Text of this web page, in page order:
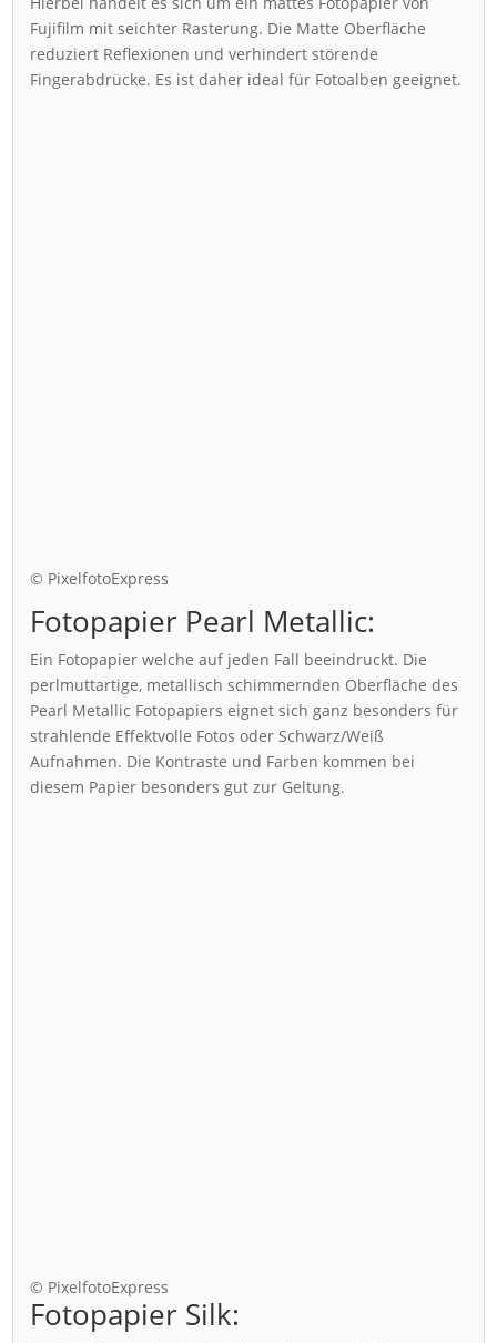
Fujifilm mit seichter Rasterung. Die Matte Oberfläche
reduziert Reflexionen und verhindert störende
Fingerabdrücke. Es ist daher ideal für Fotoalben geeignet.
© PixelfotoExpress
Fotopapier Pearl Metallic:
Ein Fotopapier welche auf jeden Fall beeindruckt. Die
perlmuttartige, metallisch schimmernden Oberfläche des
Pearl Metallic Fotopapiers eignet sich ganz besonders für
strahlende Effektvolle Fotos oder Schwarz/Weiß
Aufnahmen. Die Kontraste und Farben kommen bei
diesem Papier besonders gut zur Geltung.
© PixelfotoExpress
Fotopapier Silk: